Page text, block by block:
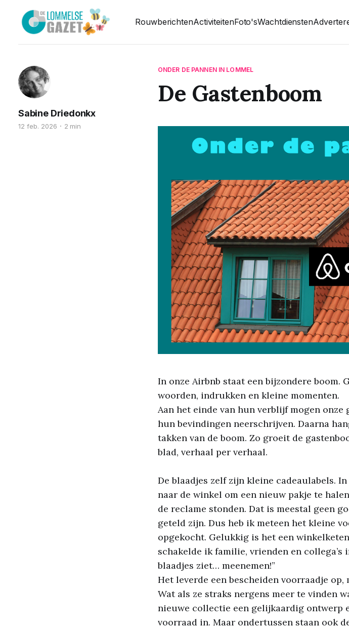
RouwberichtenActiviteitenFoto'sWachtdiensten
ONDER DE PANNEN IN LOMMEL
De Gastenboom
Sabine Driedonkx
12 feb. 2026 2 min
In onze Airbnb staat een bijzondere boom.
woorden, indrukken en kleine momenten.
Aan het einde van hun verblijf mogen onze
hun bevindingen neerschrijven. Daarna
takken van de boom. Zo groeit de
blad, verhaal per verhaal.
De blaadjes zelf zijn kleine cadeaulabels.
naar de winkel om een nieuw pakje te
de reclame stonden. Dat is meestal geen
geteld zijn. Dus heb ik meteen het kleine
opgekocht. Gelukkig is het een
schakelde ik familie, vrienden en collega’s
blaadjes ziet… meenemen!”
Het leverde een bescheiden voorraadje
Wat als ze straks nergens meer te vinden
nieuwe collectie een gelijkaardig ontwerp
voorraad in. Maar ondertussen staan ook